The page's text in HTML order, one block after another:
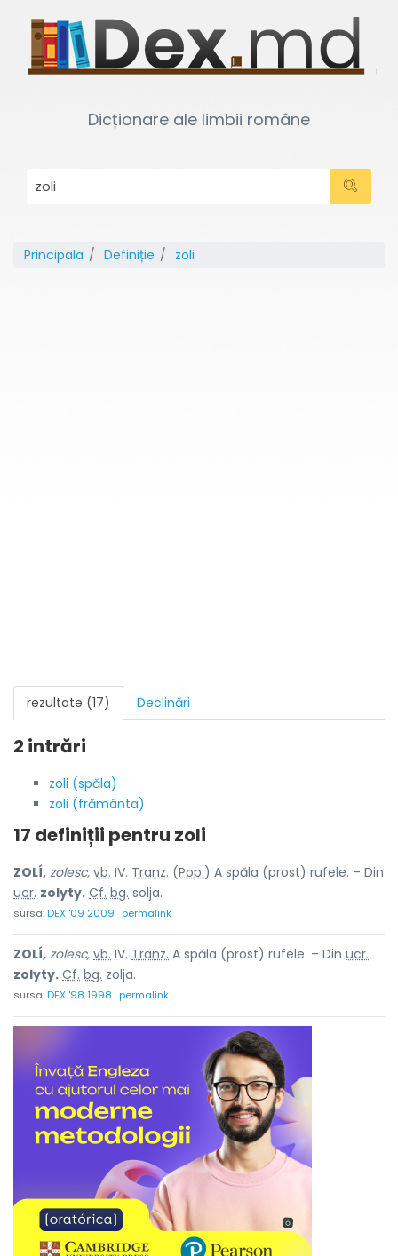
Dicționare ale limbii române
Principala Definiție zoli
rezultate (17) Declinări
2 intrări
zoli (spăla)
zoli (frământa)
17 definiții pentru zoli
ZOLÍ, zolesc, vb. IV. Tranz. (Pop.) A spăla (prost) rufele. – Din
ucr. zolyty. Cf. bg. solja.
sursa:DEX '09 2009 permalink
ZOLÍ, zolesc, vb. IV. Tranz. A spăla (prost) rufele. – Din ucr.
zolyty. Cf. bg. zolja.
sursa:DEX '98 1998 permalink